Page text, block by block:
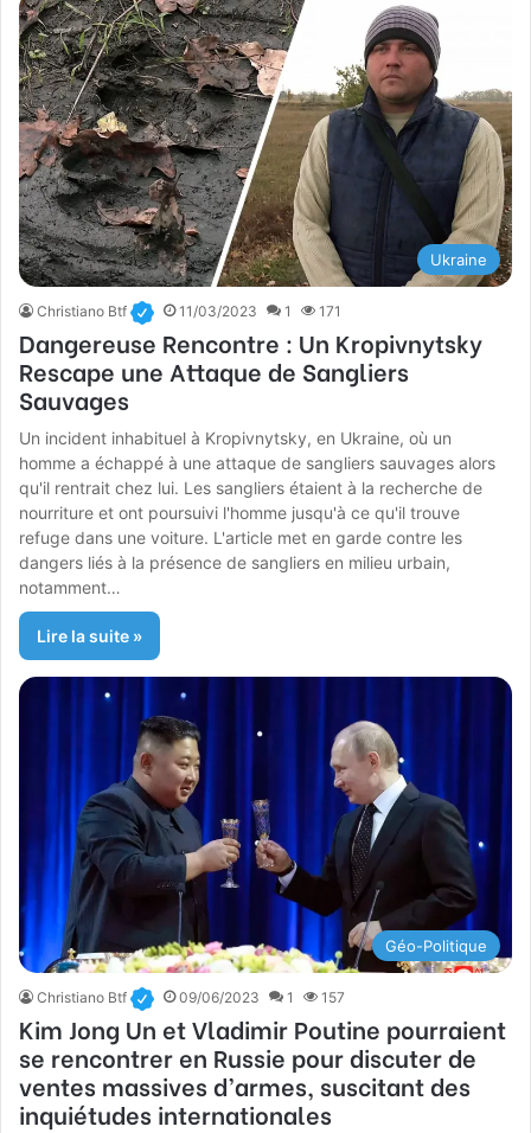
Ukraine
Christiano Btf 11/03/2023 1 171
Dangereuse Rencontre : Un Kropivnytsky
Rescape une Attaque de Sangliers
Sauvages
Un incident inhabituel à Kropivnytsky, en Ukraine, où un
homme a échappé à une attaque de sangliers sauvages alors
qu'il rentrait chez lui. Les sangliers étaient à la recherche de
nourriture et ont poursuivi l'homme jusqu'à ce qu'il trouve
refuge dans une voiture. L'article met en garde contre les
dangers liés à la présence de sangliers en milieu urbain,
notamment…
Lire la suite »
Géo-Politique
Christiano Btf 09/06/2023 1 157
Kim Jong Un et Vladimir Poutine pourraient
se rencontrer en Russie pour discuter de
ventes massives d’armes, suscitant des
inquiétudes internationales